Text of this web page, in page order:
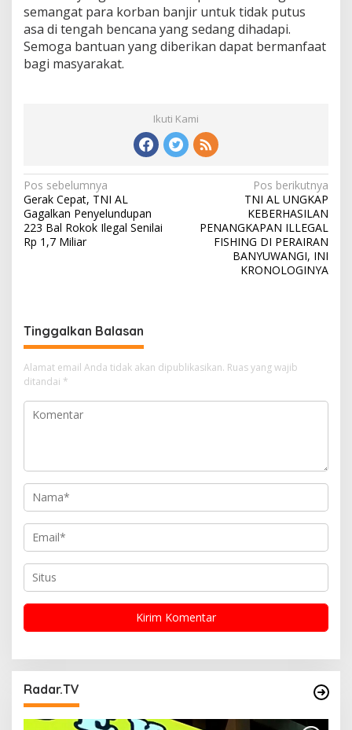
semangat para korban banjir untuk tidak putus
asa di tengah bencana yang sedang dihadapi.
Semoga bantuan yang diberikan dapat bermanfaat
bagi masyarakat.
Ikuti Kami
N
a
v
i
s
i
p
o
s
Pos sebelumnya
Gerak Cepat, TNI AL
Gagalkan Penyelundupan
223 Bal Rokok Ilegal Senilai
Rp 1,7 Miliar
Pos berikutnya
TNI AL UNGKAP
KEBERHASILAN
PENANGKAPAN ILLEGAL
FISHING DI PERAIRAN
BANYUWANGI, INI
KRONOLOGINYA
Tinggalkan Balasan
Alamat email Anda tidak akan dipublikasikan. Ruas yang wajib
ditandai *
Radar.TV